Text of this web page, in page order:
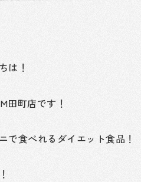
は！
田町店です！
で食べれるダイエット食品！